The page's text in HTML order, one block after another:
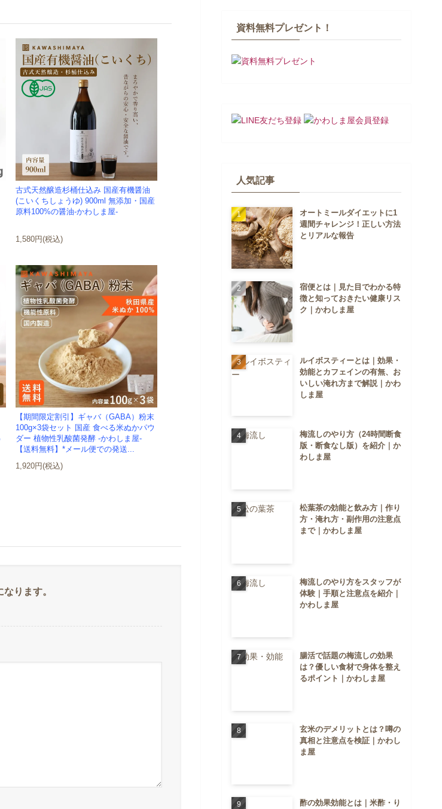
古式天然醸造杉桶仕込み 国産有機醤油
(こいくちしょうゆ) 900ml 無添加・国産
原料100%の醤油-かわしま屋-
1,580円(税込)
【期間限定割引】ギャバ（GABA）粉末
100g×3袋セット 国産 食べる米ぬかパウ
ダー 植物性乳酸菌発酵 -かわしま屋-
【送料無料】*メール便での発送...
1,920円(税込)
資料無料プレゼント！
人気記事
オートミールダイエットに1
週間チャレンジ！正しい方法
とリアルな報告
宿便とは｜見た目でわかる特
徴と知っておきたい健康リス
ク｜かわしま屋
ルイボスティーとは｜効果・
効能とカフェインの有無、お
いしい淹れ方まで解説｜かわ
しま屋
梅流しのやり方（24時間断食
版・断食なし版）を紹介｜か
わしま屋
松葉茶の効能と飲み方｜作り
方・淹れ方・副作用の注意点
まで｜かわしま屋
梅流しのやり方をスタッフが
体験｜手順と注意点を紹介｜
かわしま屋
腸活で話題の梅流しの効果
は？優しい食材で身体を整え
るポイント｜かわしま屋
玄米のデメリットとは？噂の
真相と注意点を検証｜かわし
ま屋
酢の効果効能とは｜米酢・り